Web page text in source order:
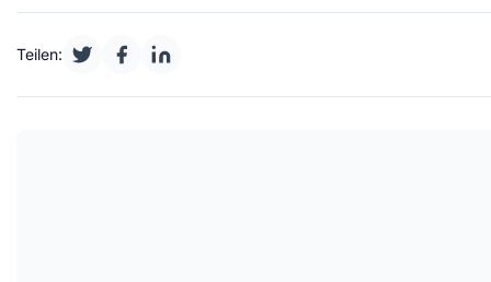
Teilen: